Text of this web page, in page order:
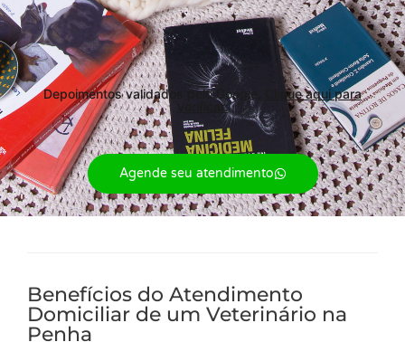
Depoimentos validados pelo Google.
Clique aqui para
verificar.
Agende seu atendimento
Benefícios do Atendimento
Domiciliar de um Veterinário na
Penha